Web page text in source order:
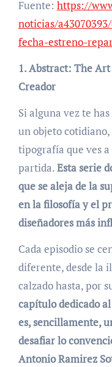
Fuente: https://
noticias/
fecha-estreno-
1. Abstract: The
Creador
Si alguna vez te
un objeto
tipografía que ves
partida.Esta serie
que se aleja de la
en la filosofía y el
diseñadores más
Cada episodio se
diferente, desde la
calzado hasta, por
capítulo dedicado
es, sencillamente,
desafiar lo
Antonio Ramirez